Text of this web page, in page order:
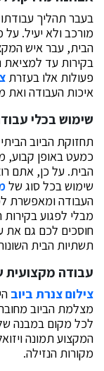
בעבר תהליך
מורכב ולא יעיל.
הבית, עבר איש
בקירות עד למציאת
פעולות אלו בעזרת
איכות העבודה ואת
שימוש בכלי
תחזוקת הביוב
כמעט באופן קבוע,
הבית. על כן, אתם
שימוש בכל סוג של
העבודה ומאפשרת
מבלי לפגוע
חוסכים לכם גם את
תשתיות הבית
עבודה
צילום צנרת ביוב
מצלמת הביוב
לכל מקום במבנה
המקצוע תמונה
מקורות הנזילה.